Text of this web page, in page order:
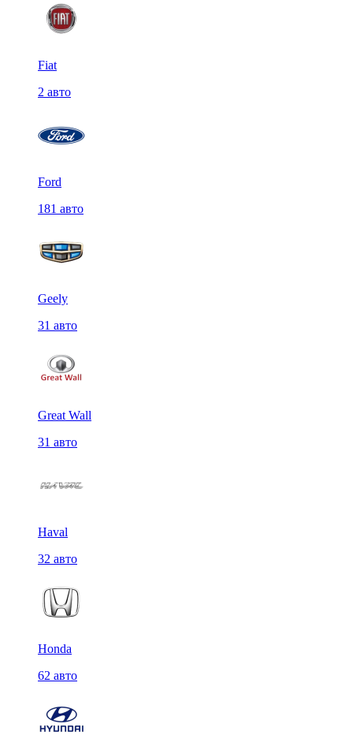
Fiat
2 авто
Ford
181 авто
Geely
31 авто
Great Wall
31 авто
Haval
32 авто
Honda
62 авто